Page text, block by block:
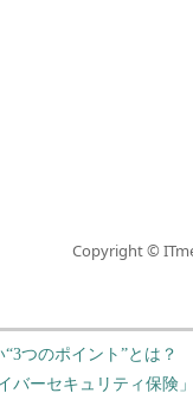
Copyright ©
つのポイント”とは？
バーセキュリティ保険